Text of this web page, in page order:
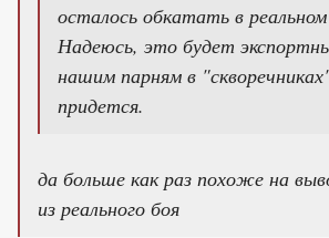
осталось обкатать в
Надеюсь, это будет
нашим парням в
придется.
да больше как раз похоже на
из реального боя